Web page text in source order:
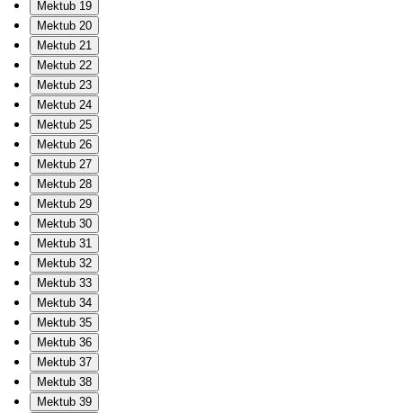
Mektub 19
Mektub 20
Mektub 21
Mektub 22
Mektub 23
Mektub 24
Mektub 25
Mektub 26
Mektub 27
Mektub 28
Mektub 29
Mektub 30
Mektub 31
Mektub 32
Mektub 33
Mektub 34
Mektub 35
Mektub 36
Mektub 37
Mektub 38
Mektub 39